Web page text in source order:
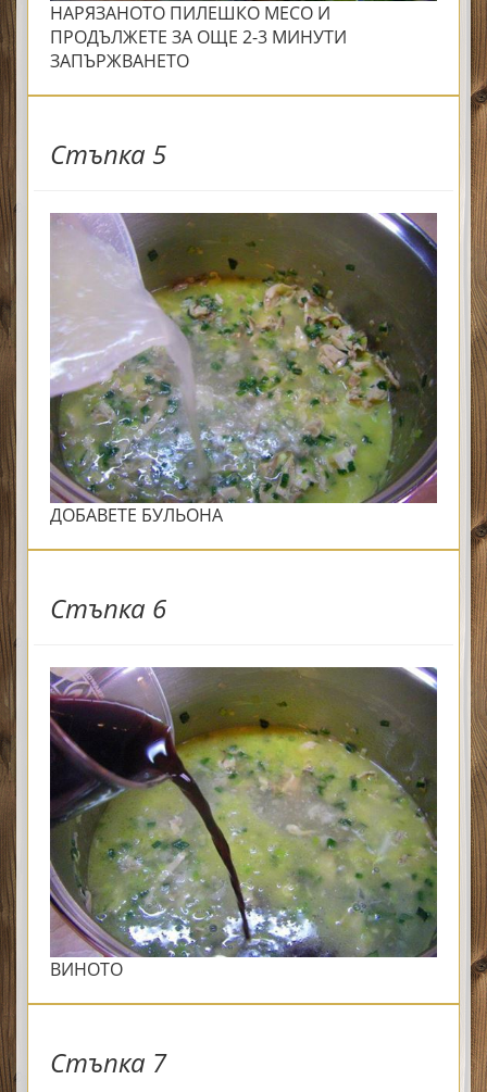
НАРЯЗАНОТО ПИЛЕШКО МЕСО И
ПРОДЪЛЖЕТЕ ЗА ОЩЕ 2-3 МИНУТИ
ЗАПЪРЖВАНЕТО
Стъпка 5
ДОБАВЕТЕ БУЛЬОНА
Стъпка 6
ВИНОТО
Стъпка 7